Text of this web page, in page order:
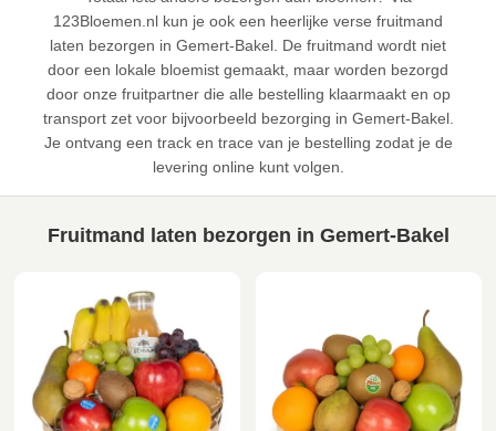
123Bloemen.nl kun je ook een heerlijke verse fruitmand
laten bezorgen in Gemert-Bakel. De fruitmand wordt niet
door een lokale bloemist gemaakt, maar worden bezorgd
door onze fruitpartner die alle bestelling klaarmaakt en op
transport zet voor bijvoorbeeld bezorging in Gemert-Bakel.
Je ontvang een track en trace van je bestelling zodat je de
levering online kunt volgen.
Fruitmand laten bezorgen in Gemert-Bakel